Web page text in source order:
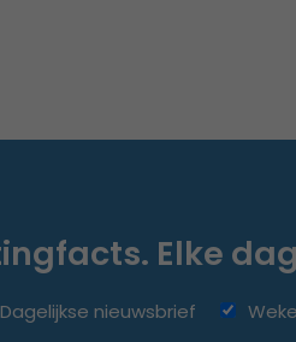
Elke
Dagelijkse nieuwsbrief